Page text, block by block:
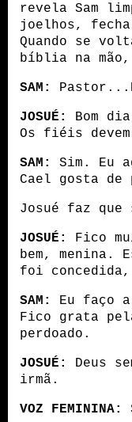
revela Sam
joelhos,
Quando se
bíblia na
SAM:
JOSUÉ:
Bom
Os fiéis
SAM:
Sim. Eu
Cael gosta de
Josué faz que
JOSUÉ:
Fico
bem, menina.
foi concedida,
SAM:
Eu faço
Fico grata
perdoado.
JOSUÉ:
Deus
irmã.
VOZ FEMININA: